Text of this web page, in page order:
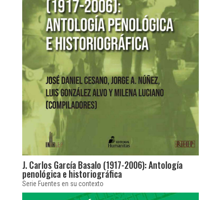
J. Carlos García Basalo (1917-2006): Antología
penológica e historiográfica
Serie Fuentes en su contexto